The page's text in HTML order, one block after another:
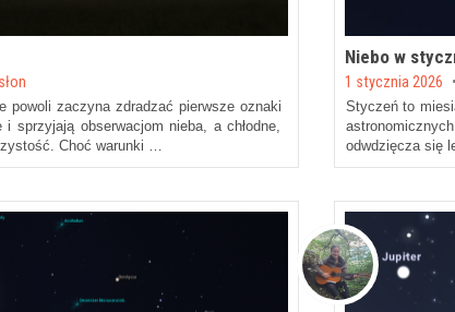
powoli zaczyna zdradzać pierwsze oznaki
sprzyjają obserwacjom nieba, a chłodne,
Choć warunki …
Niebo w
Posted on
1 stycznia 2026
Styczeń to
odwdzięcza się